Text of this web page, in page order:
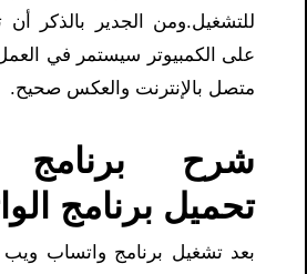
للتشغيل.ومن الجدير بالذكر
على الكمبيوتر سيستمر في
متصل بالإنترنت والعكس صحيح.
شرح برنامج
تحميل برنامج
بعد تشغيل برنامج واتساب ويب